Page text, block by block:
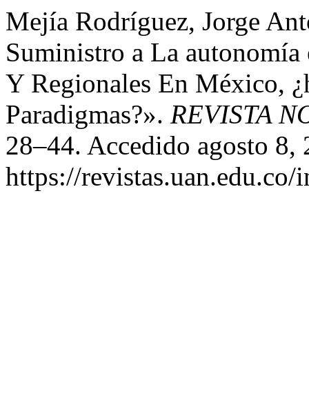
Mejía Rodríguez, Jorge
Suministro a La
Y Regionales En México,
Paradigmas?». REVISTA
28–44. Accedido agosto 8,
https://